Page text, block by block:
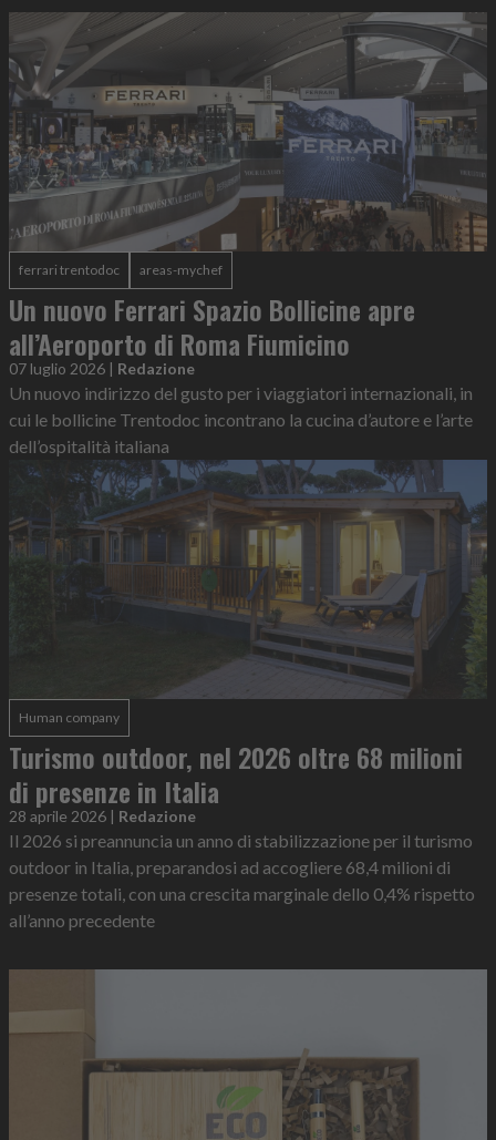
ferrari trentodoc areas-mychef
Un nuovo Ferrari Spazio Bollicine apre
all’Aeroporto di Roma Fiumicino
07 luglio 2026 | Redazione
Un nuovo indirizzo del gusto per i viaggiatori internazionali, in
cui le bollicine Trentodoc incontrano la cucina d’autore e l’arte
dell’ospitalità italiana
Human company
Turismo outdoor, nel 2026 oltre 68 milioni
di presenze in Italia
28 aprile 2026 | Redazione
Il 2026 si preannuncia un anno di stabilizzazione per il turismo
outdoor in Italia, preparandosi ad accogliere 68,4 milioni di
presenze totali, con una crescita marginale dello 0,4% rispetto
all’anno precedente